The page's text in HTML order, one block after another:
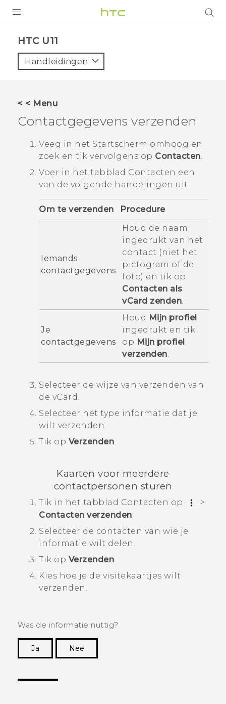
VIVE
HTC Club
SUPPORT
HTC-apparaten & -accessoires
VIVERSE
HTC U11‎
Handleidingen
< < Menu
Contactgegevens verzenden
Veeg in het Startscherm omhoog en
zoek en tik vervolgens op Contacten.
Voer in het tabblad Contacten een
van de volgende handelingen uit:
Om te verzenden Procedure
Iemands
contactgegevens
Houd de naam
ingedrukt van het
contact (niet het
pictogram of de
foto) en tik op
Contacten als
vCard zenden.
Je
contactgegevens
Houd Mijn profiel
ingedrukt en tik
op Mijn profiel
verzenden.
Selecteer de wijze van verzenden van
de vCard.
Selecteer het type informatie dat je
wilt verzenden.
Tik op Verzenden.
Kaarten voor meerdere
contactpersonen sturen
Tik in het tabblad Contacten op
>
Contacten verzenden.
Selecteer de contacten van wie je
informatie wilt delen.
Tik op Verzenden.
Kies hoe je de visitekaartjes wilt
verzenden.
Was de informatie nuttig?
Ja
Nee